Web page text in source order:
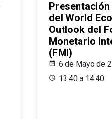
del World
Outlook del
Monetario
(FMI)
6 de Mayo de
13:40 a 14:40